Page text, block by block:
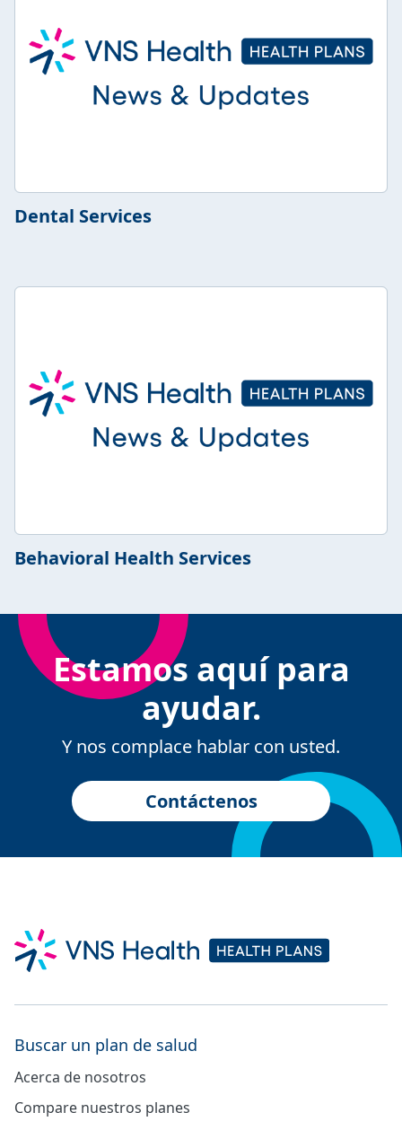
Dental Services
Behavioral Health Services
Estamos aquí para
ayudar.
Y nos complace hablar con usted.
Contáctenos
Buscar un plan de salud
Acerca de nosotros
Compare nuestros planes